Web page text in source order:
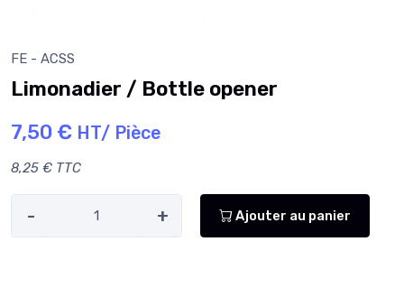
FE - ACSS
Limonadier / Bottle opener
7,50 € HT/ Pièce
8,25 € TTC
- + Ajouter au panier